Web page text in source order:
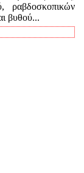
ραβδοσκοπικών
βυθού...